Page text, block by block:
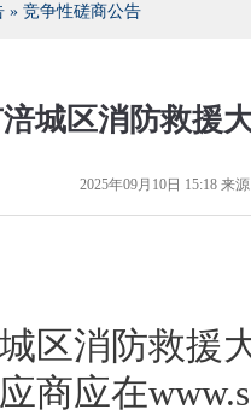
» 竞争性磋商公告
城区消防救援
2025年09月10日 15:18 来
区消防救援
商应在